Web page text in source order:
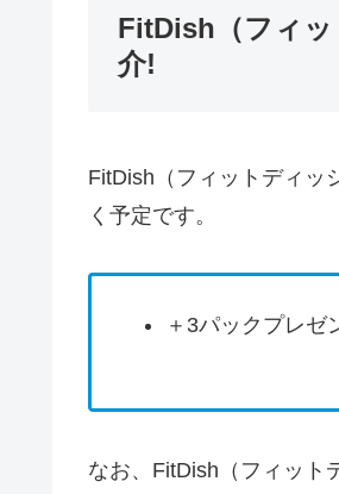
FitDish（フィ
介!
FitDish（フィットディッ
く予定です。
＋3パックプレゼ
なお、FitDish（フィット